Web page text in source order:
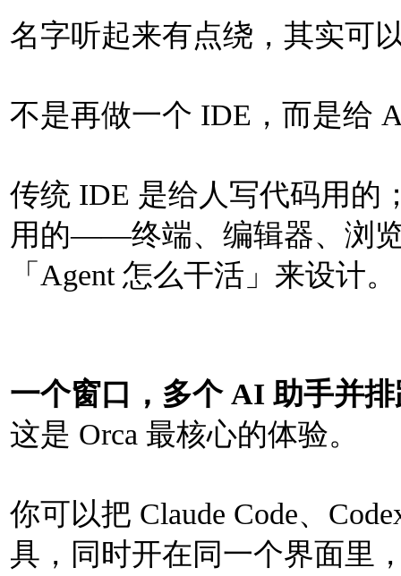
名字听起来有点绕，其实可
不是再做一个 IDE，而是给
传统 IDE 是给人写代码用的
用的——终端、编辑器、浏
「Agent 怎么干活」来设计。
一个窗口，多个 AI 助手并排
这是 Orca 最核心的体验。
你可以把 Claude Code、
具，同时开在同一个界面里